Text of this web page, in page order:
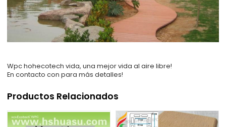
Wpc hohecotech vida, una mejor vida al aire libre!
En contacto con para más detalles!
Productos Relacionados